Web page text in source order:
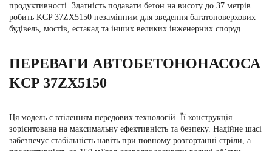
продуктивності. Здатність подавати бетон на висоту до 37 метрів
робить KCP 37ZX5150 незамінним для зведення багатоповерхових
будівель, мостів, естакад та інших великих інженерних споруд.
ПЕРЕВАГИ АВТОБЕТОНОНАСОСА
KCP 37ZX5150
Ця модель є втіленням передових технологій. Її конструкція
зорієнтована на максимальну ефективність та безпеку. Надійне шасі
забезпечує стабільність навіть при повному розгортанні стріли, а